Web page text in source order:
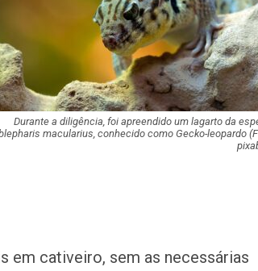
Durante a diligência, foi apreendido um lagarto da
macularius, conhecido como Gecko-leopardo
em cativeiro, sem as necessárias
Rede de
oportunidades
para egressos
Homem é
ser filmado em
importunação
teste do